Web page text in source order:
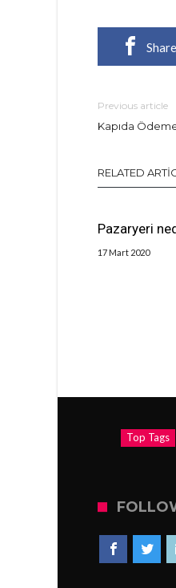
Previous article
Kapıda
RELATED
Pazaryeri
17 Mart 2020
Top Tags